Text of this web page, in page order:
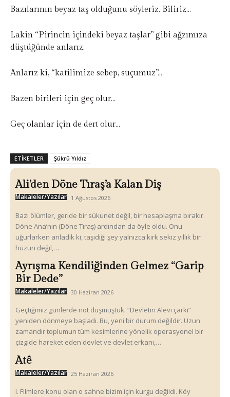
Bazılarının beyaz taş olduğunu söyleriz. Biliriz…
Lakin “Pirincin içindeki beyaz taşlar” gibi ağzımıza
düştüğünde anlarız.
Anlarız ki, “katilimize sebep, suçumuz”…
Bazen birileri için geç olur…
Geç olanlar için de dert olur…
ETIKETLER Şükrü Yıldız
Ali’den Döne Tıraş’a Kalan Diş
Makaleler/Yazılar 1 Ağustos 2026
Bazı ölümler, geride bir sükunet değil, bir hesaplaşma bırakır.
Döne Ana’nın (Döne Tıraş) ardından da öyle oldu. Onu
uğurlarken anladık ki, taşıdığı şey yalnızca kırk sekiz yıllık bir
hüzün değil,…
Ayrışma Kendiliğinden Gelmez “Garip
Bir Dede”
Makaleler/Yazılar 30 Haziran 2026
Geçtiğimiz günlerde not düşmüştük. “Devletin Alevi çarkı”
yeniden dönmeye başladı. Bu, yeni bir durum değildir. Uzun
zamandır toplumun tüm kesimlerine yönelik operasyonel bir
çizgide hareket eden devlet ve devlet erkanı,…
Atê
Makaleler/Yazılar 25 Haziran 2026
I. Filmlere konu olan o sahne bizim için kurgu değildi. Köy